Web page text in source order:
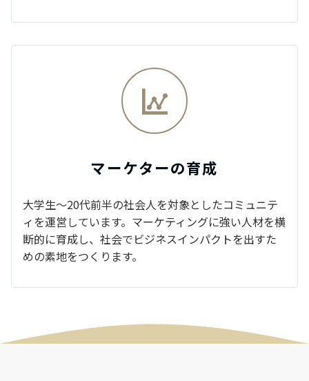
マーケターの育成
大学生～20代前半の社会人を対象としたコミュニテ
ィを運営しています。マーケティングに強い人材を横
断的に育成し、社会でビジネスインパクトを出すた
めの素地をつくります。